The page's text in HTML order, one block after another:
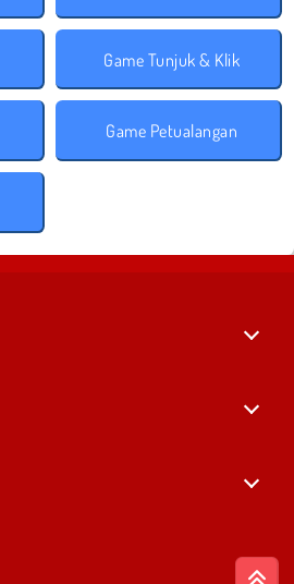
Game Tunjuk & Klik
Game Petualangan